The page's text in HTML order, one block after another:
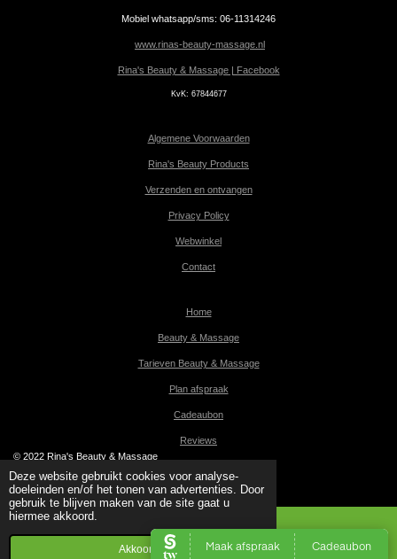
Deze website gebruikt cookies voor analyse-
doeleinden en/of het tonen van advertenties. Door
gebruik te blijven maken van de site gaat u
hiermee akkoord.
Akkoord
Mobiel whatsapp/sms: 06-11314246
www.rinas-beauty-massage.nl
Rina's Beauty & Massage | Facebook
KvK: 67844677
Algemene Voorwaarden
Rina's Beauty Products
Verzenden en ontvangen
Privacy Policy
Webwinkel
Contact
Home
Beauty & Massage
Tarieven Beauty & Massage
Plan afspraak
Cadeaubon
Reviews
© 2022 Rina's Beauty & Massage
Powered byJouwWeb
Kaart